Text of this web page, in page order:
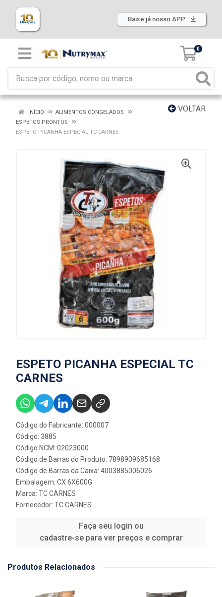
Baixe já nosso APP
0
VOLTAR
INÍCIO
ALIMENTOS CONGELADOS
ESPETOS PRONTOS
ESPETO PICANHA ESPECIAL TC CARNES
ESPETO PICANHA ESPECIAL TC
CARNES
Código do Fabricante: 000007
Código: 3885
Código NCM: 02023000
Código de Barras do Produto: 7898909685168
Código de Barras da Caixa: 4003885006026
Embalagem: CX 6X600G
Marca: TC CARNES
Fornecedor: TC CARNES
Faça seu login ou
cadastre-se para ver preços e comprar
Produtos Relacionados